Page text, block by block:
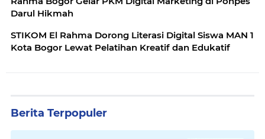
Darul Hikmah
STIKOM El Rahma Dorong Literasi Digital Siswa MAN 1
Kota Bogor Lewat Pelatihan Kreatif dan Edukatif
Berita Terpopuler